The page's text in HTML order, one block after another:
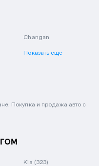
Changan
Показать еще
Покупка и продажа авто с
Kia (323)